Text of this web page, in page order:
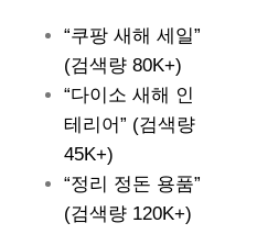
“쿠팡 새해 세일”
(검색량 80K+)
“다이소 새해 인
테리어” (검색량
45K+)
“정리 정돈 용품”
(검색량 120K+)